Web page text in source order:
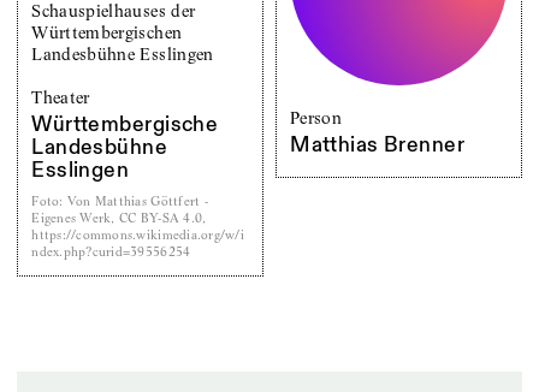
Person
Matthias Brenner
Theater
Württembergische
Landesbühne
Esslingen
Foto: Von Matthias Göttfert -
Eigenes Werk, CC BY-SA 4.0,
https://commons.wikimedia.org/w/i
ndex.php?curid=39556254